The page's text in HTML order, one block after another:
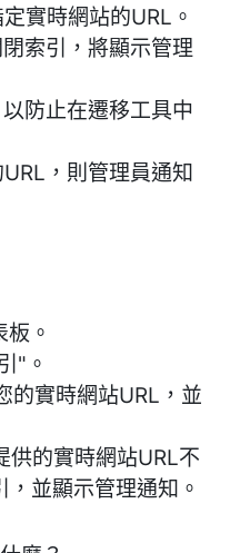
實時網站的URL。
索引，將顯示管理
防止在遷移工具中
，則管理員通知
。
"。
的實時網站URL，並
供的實時網站URL不
並顯示管理通知。